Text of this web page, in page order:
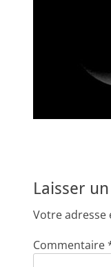
Laisser
Votre adresse
Commentaire